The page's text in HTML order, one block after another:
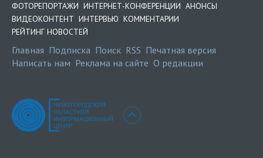
ФОТОРЕПОРТАЖИ ИНТЕРНЕТ-КОНФЕРЕНЦИИ АНОНСЫ
ВИДЕОКОНТЕНТ ИНТЕРВЬЮ КОММЕНТАРИИ
РЕЙТИНГ НОВОСТЕЙ
Главная Подписка Поиск RSS Печатная версия
Написать нам Реклама на сайте О редакции